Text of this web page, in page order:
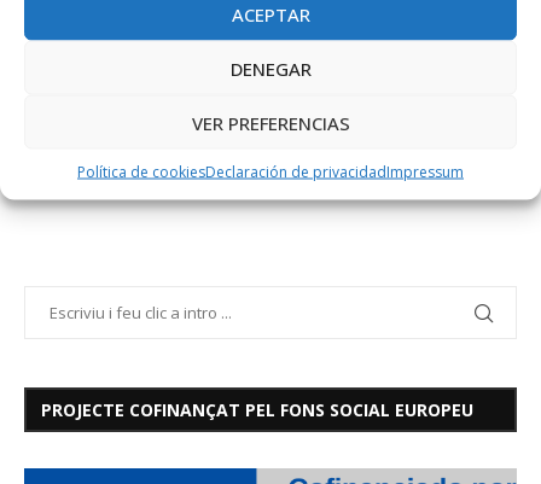
ACEPTAR
DENEGAR
VER PREFERENCIAS
Política de cookiesDeclaración de privacidadImpressum
PROJECTE COFINANÇAT PEL FONS SOCIAL EUROPEU